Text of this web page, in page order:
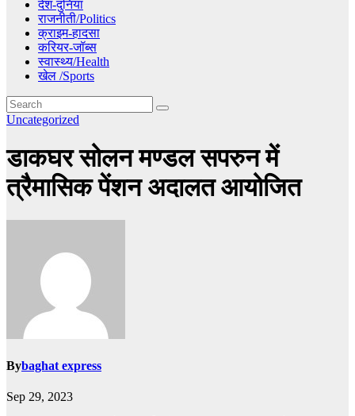
देश-दुनिया
राजनीती/Politics
क्राइम-हादसा
करियर-जॉब्स
स्वास्थ्य/Health
खेल /Sports
Uncategorized
डाकघर सोलन मण्डल सपरुन में
त्रैमासिक पेंशन अदालत आयोजित
Bybaghat express
Sep 29, 2023